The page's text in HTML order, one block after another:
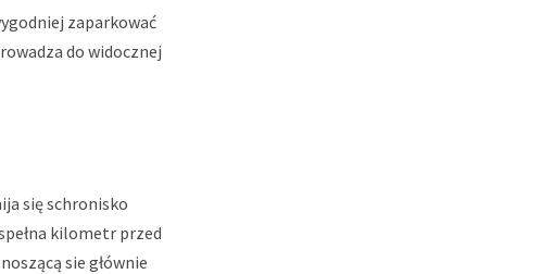
zaparkować
do widocznej
się schronisko
kilometr przed
sie głównie